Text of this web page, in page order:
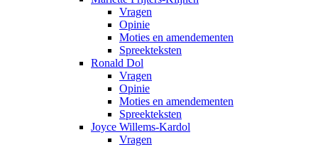
Vragen
Opinie
Moties en amendementen
Spreekteksten
Ronald Dol
Vragen
Opinie
Moties en amendementen
Spreekteksten
Joyce Willems-Kardol
Vragen